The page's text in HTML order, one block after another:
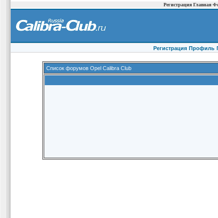
Регистрация Главная
Регистрация Профиль
Список форумов Opel Calibra Club